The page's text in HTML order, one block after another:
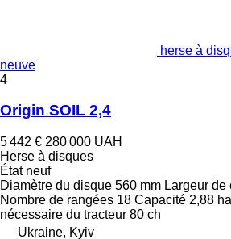
herse à
neuve
4
Origin SOIL 2,4
5 442 € 280 000 UAH
Herse à disques
Étatneuf
Diamètre du disque 560 mm Largeur de
Nombre de rangées 18 Capacité 2,88
nécessaire du tracteur 80 ch
Ukraine, Kyiv